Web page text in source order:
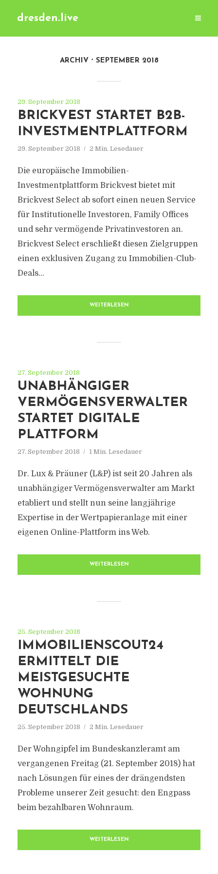
dresden.live
ARCHIV SEPTEMBER 2018
29. September 2018
BRICKVEST STARTET B2B-
INVESTMENTPLATTFORM
29. September 2018 2 Min. Lesedauer
Die europäische Immobilien-
Investmentplattform Brickvest bietet mit
Brickvest Select ab sofort einen neuen Service
für Institutionelle Investoren, Family Offices
und sehr vermögende Privatinvestoren an.
Brickvest Select erschließt diesen Zielgruppen
einen exklusiven Zugang zu Immobilien-Club-
Deals...
WEITERLESEN
27. September 2018
UNABHÄNGIGER
VERMÖGENSVERWALTER
STARTET DIGITALE
PLATTFORM
27. September 2018 1 Min. Lesedauer
Dr. Lux & Präuner (L&P) ist seit 20 Jahren als
unabhängiger Vermögensverwalter am Markt
etabliert und stellt nun seine langjährige
Expertise in der Wertpapieranlage mit einer
eigenen Online-Plattform ins Web.
WEITERLESEN
25. September 2018
IMMOBILIENSCOUT24
ERMITTELT DIE
MEISTGESUCHTE
WOHNUNG
DEUTSCHLANDS
25. September 2018 2 Min. Lesedauer
Der Wohngipfel im Bundeskanzleramt am
vergangenen Freitag (21. September 2018) hat
nach Lösungen für eines der drängendsten
Probleme unserer Zeit gesucht: den Engpass
beim bezahlbaren Wohnraum.
WEITERLESEN